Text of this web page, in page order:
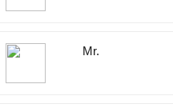
Mr.